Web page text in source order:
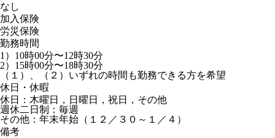
なし
加入保険
労災保険
勤務時間
1）10時00分〜12時30分
2）15時00分〜18時30分
（１）、（２）いずれの時間も勤務できる方を希望
休日・休暇
休日：木曜日，日曜日，祝日，その他
週休二日制：毎週
その他：年末年始（１２／３０～１／４）
備考